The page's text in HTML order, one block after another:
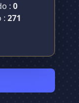
:0
:271